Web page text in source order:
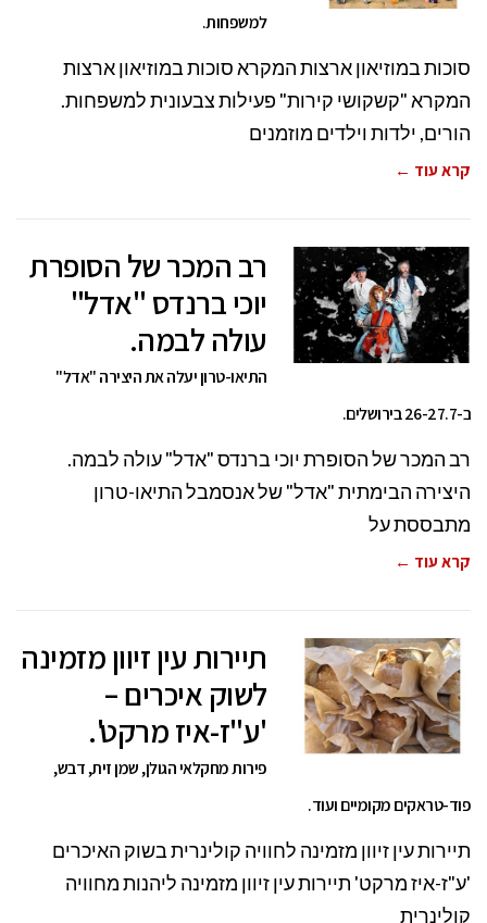
למשפחות.
סוכות במוזיאון ארצות המקרא סוכות במוזיאון ארצות
המקרא "קשקושי קירות" פעילות צבעונית למשפחות.
הורים, ילדות וילדים מוזמנים
קרא עוד ←
רב המכר של הסופרת
יוכי ברנדס "אדל"
עולה לבמה.
התיאו-טרון יעלה את היצירה "אדל"
ב-26-27.7 בירושלים.
רב המכר של הסופרת יוכי ברנדס "אדל" עולה לבמה.
היצירה הבימתית "אדל" של אנסמבל התיאו-טרון
מתבססת על
קרא עוד ←
תיירות עין זיוון מזמינה
לשוק איכרים –
'ע"ז-איז מרקט'.
פירות מחקלאי הגולן, שמן זית, דבש,
פוד-טראקים מקומיים ועוד.
תיירות עין זיוון מזמינה לחוויה קולינרית בשוק האיכרים
'ע"ז-איז מרקט' תיירות עין זיוון מזמינה ליהנות מחוויה
קולינרית